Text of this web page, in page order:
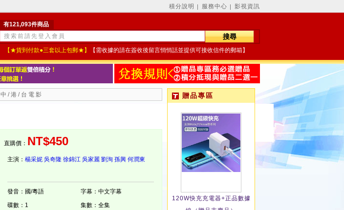
積分說明 服務中心 影視資訊
有121,093件商品
【★貨到付款●三套以上包郵★】 【需收據的請在簽收後留言悄悄話並提供可接收信件的郵箱】
中/港/台電影
直購價： NT$450
主演： 楊采妮 吳奇隆 徐錦江 吳家麗 劉洵 孫興 何潤東
發音：國/粵語
字幕：中文字幕
碟數：1
集數：全集
贈品專區
120W快充充電器+正品數據